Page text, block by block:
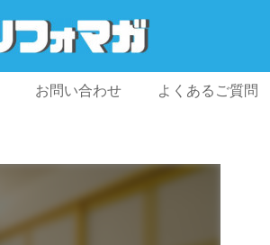
お問い合わせ よくあるご質問